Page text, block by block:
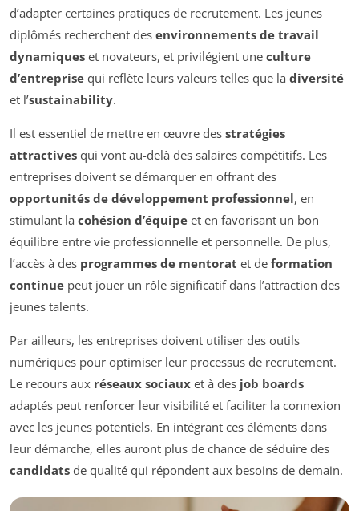
d’adapter certaines pratiques de recrutement. Les jeunes
diplômés recherchent des environnements de travail
dynamiques et novateurs, et privilégient une culture
d’entreprise qui reflète leurs valeurs telles que la diversité
et l’sustainability.
Il est essentiel de mettre en œuvre des stratégies
attractives qui vont au-delà des salaires compétitifs. Les
entreprises doivent se démarquer en offrant des
opportunités de développement professionnel, en
stimulant la cohésion d’équipe et en favorisant un bon
équilibre entre vie professionnelle et personnelle. De plus,
l’accès à des programmes de mentorat et de formation
continue peut jouer un rôle significatif dans l’attraction des
jeunes talents.
Par ailleurs, les entreprises doivent utiliser des outils
numériques pour optimiser leur processus de recrutement.
Le recours aux réseaux sociaux et à des job boards
adaptés peut renforcer leur visibilité et faciliter la connexion
avec les jeunes potentiels. En intégrant ces éléments dans
leur démarche, elles auront plus de chance de séduire des
candidats de qualité qui répondent aux besoins de demain.